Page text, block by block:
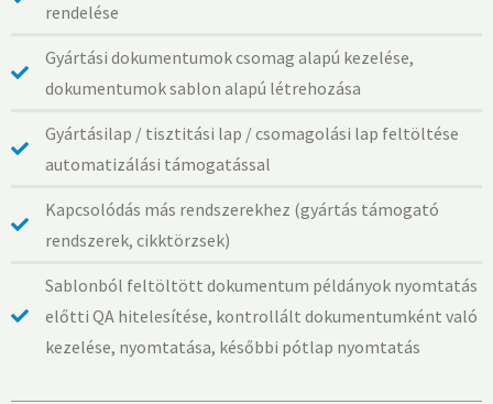
rendelése
Gyártási dokumentumok csomag alapú kezelése,
dokumentumok sablon alapú létrehozása
Gyártásilap / tisztitási lap / csomagolási lap feltöltése
automatizálási támogatással
Kapcsolódás más rendszerekhez (gyártás támogató
rendszerek, cikktörzsek)
Sablonból feltöltött dokumentum példányok nyomtatás
előtti QA hitelesítése, kontrollált dokumentumként való
kezelése, nyomtatása, későbbi pótlap nyomtatás